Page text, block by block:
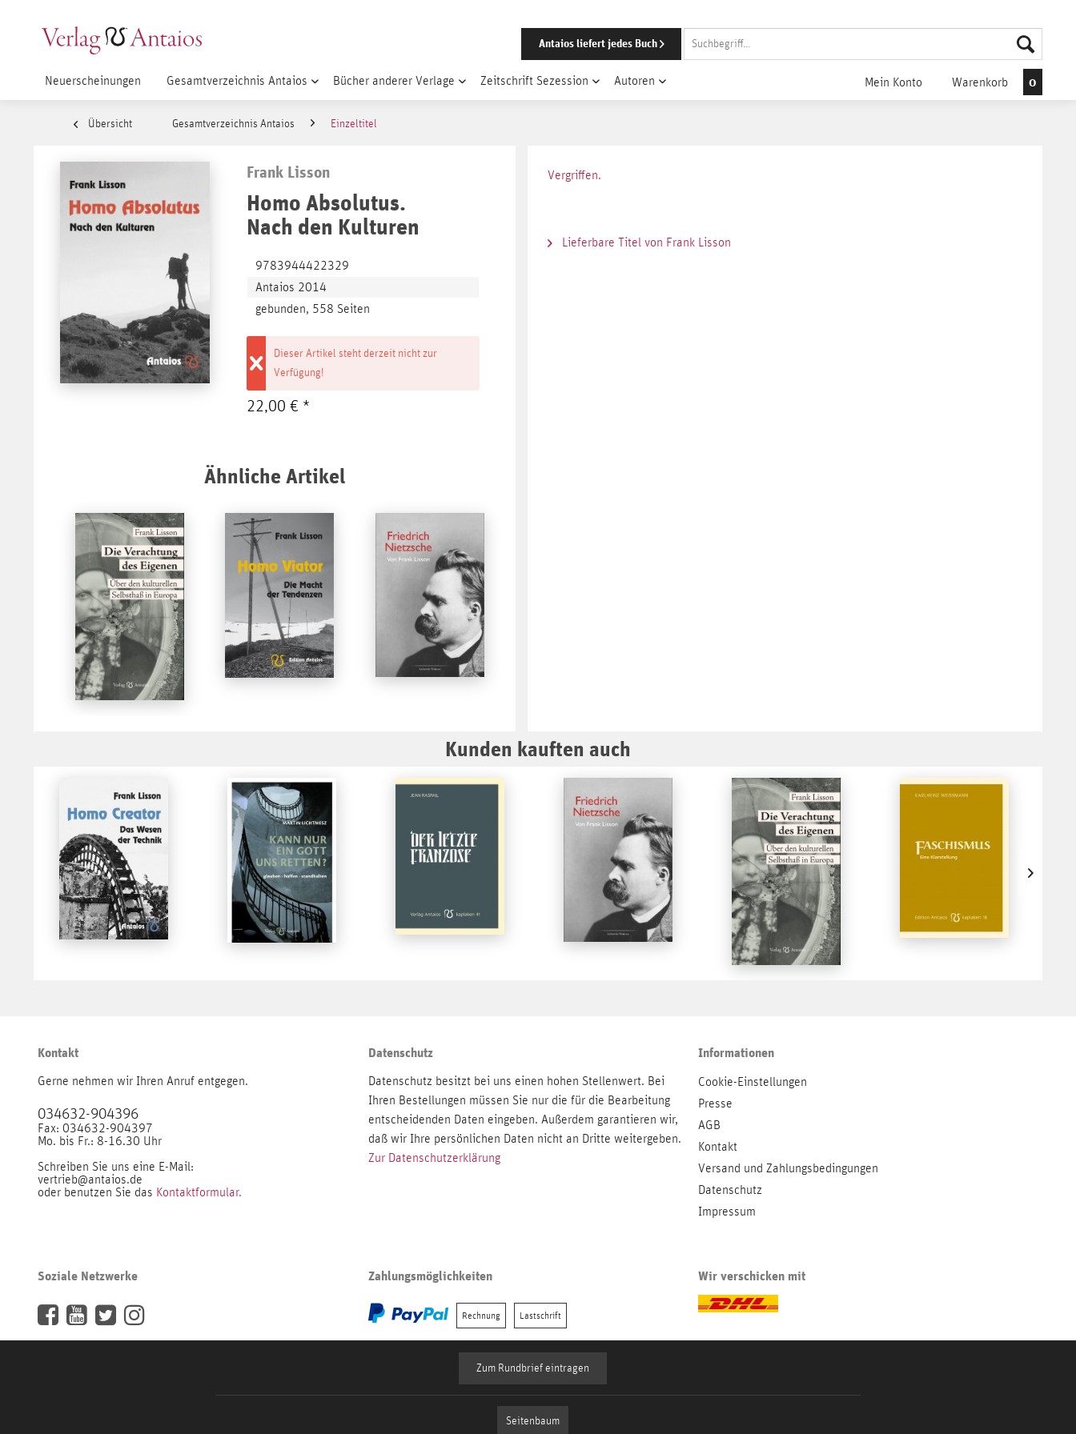
Antaios liefert jedes Buch
Neuerscheinungen Gesamtverzeichnis Antaios Bücher anderer Verlage Zeitschrift Sezession Autoren Mein Konto Warenkorb 0
Übersicht Gesamtverzeichnis Antaios Einzeltitel
Frank Lisson
Homo Absolutus.
Nach den Kulturen
9783944422329
Antaios 2014
gebunden, 558 Seiten
Dieser Artikel steht derzeit nicht zur
Verfügung!
22,00 € *
Ähnliche Artikel
Vergriffen.
Lieferbare Titel von Frank Lisson
Kunden kauften auch
Kontakt
Gerne nehmen wir Ihren Anruf entgegen.
034632-904396
Fax: 034632-904397
Mo. bis Fr.: 8-16.30 Uhr
Schreiben Sie uns eine E-Mail:
vertrieb@antaios.de
oder benutzen Sie das Kontaktformular.
Datenschutz
Datenschutz besitzt bei uns einen hohen Stellenwert. Bei
Ihren Bestellungen müssen Sie nur die für die Bearbeitung
entscheidenden Daten eingeben. Außerdem garantieren wir,
daß wir Ihre persönlichen Daten nicht an Dritte weitergeben.
Zur Datenschutzerklärung
Informationen
Cookie-Einstellungen
Presse
AGB
Kontakt
Versand und Zahlungsbedingungen
Datenschutz
Impressum
Soziale Netzwerke Zahlungsmöglichkeiten
Rechnung Lastschrift
Wir verschicken mit
Zum Rundbrief eintragen
Seitenbaum